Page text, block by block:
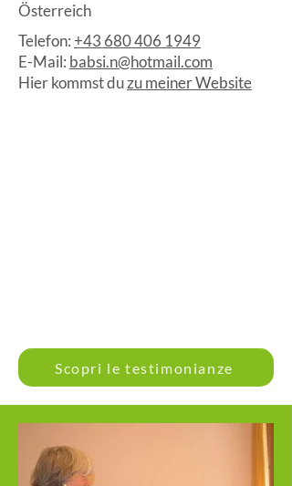
Österreich
Telefon:+43 680 406 1949
E-Mail: babsi.n@hotmail.com
Hier kommst duzu meiner Website
Scopri le testimonianze